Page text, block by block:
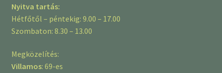
Nyitva tartás:
Hétfőtől – péntekig: 9.00 – 17.00
Szombaton: 8.30 – 13.00
Megközelítés:
Villamos: 69-es